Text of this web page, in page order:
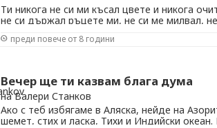
Ти никога не си ми късал цвете и никога
не си държал ръцете ми, не си ме милвал,
единствено в мечти си ме прегръщал, и сам
преди повече от 8 години
Вечер ще ти казвам блага дума
на Валери Станков
Ако с теб избягаме в Аляска, нейде на
шемет, стих и ласка, Тихи и Индийски